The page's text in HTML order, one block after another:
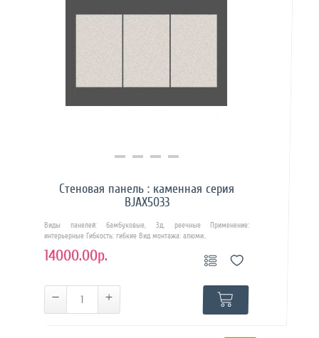
Купить в 1 клик
Стеновая панель : каменная серия
BJAX5033
Виды панелей: бамбуковые, 3д, реечные Применение:
интерьерные Гибкость: гибкие Вид монтажа: алюми..
14000.00р.